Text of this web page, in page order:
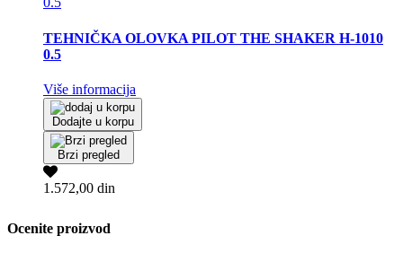
TEHNIČKA OLOVKA PILOT THE SHAKER H-1010
0.5
Više informacija
Dodajte u korpu
Brzi pregled
1.572,00 din
Ocenite proizvod